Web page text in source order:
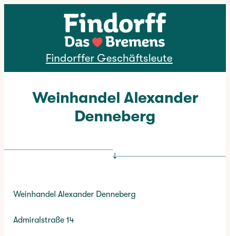
Direkt zum Inhalt
Findorffer Geschäftsleute
Weinhandel Alexander
Denneberg
↓
Weinhandel Alexander Denneberg
Admiralstraße 14